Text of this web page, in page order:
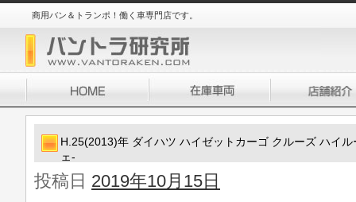
商用バン＆トランポ！働く車専門店です。
H.25(2013)年 ダイハツ ハイゼットカーゴ クルーズ ハイ
ェ-
投稿日 2019年10月15日